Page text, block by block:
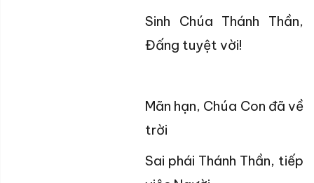
Sinh Chúa Thánh Thần,
Đấng tuyệt vời!
Mãn hạn, Chúa Con đã về
trời
Sai phái Thánh Thần, tiếp